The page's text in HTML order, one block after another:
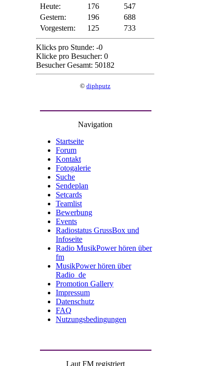
Heute:
176
547
Gestern:
196
688
Vorgestern:
125 733
Klicks pro Stunde: -0
Klicke pro Besucher: 0
Besucher Gesamt: 50182
© diphputz
Navigation
Startseite
Forum
Kontakt
Fotogalerie
Suche
Sendeplan
Setcards
Teamlist
Bewerbung
Events
Radiostatus GrussBox und
Infoseite
Radio MusikPower hören über
fm
MusikPower hören über
Radio_de
Promotion Gallery
Impressum
Datenschutz
FAQ
Nutzungsbedingungen
Laut FM registriert